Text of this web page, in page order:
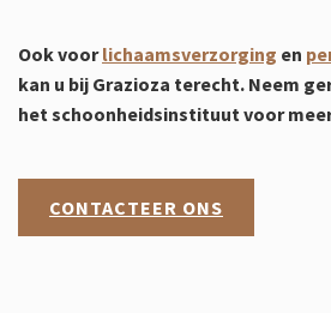
Ook voorlichaamsverzorging en
kan u bij Grazioza terecht. Neem
het schoonheidsinstituut voor
CONTACTEER ONS